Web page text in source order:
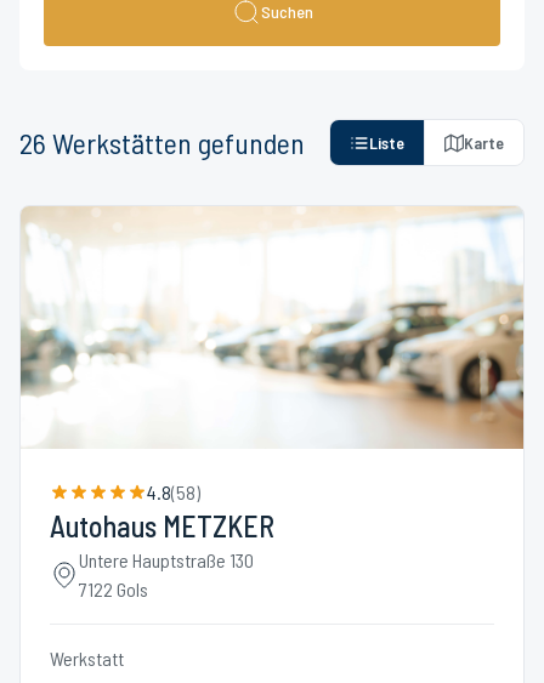
Suchen
26 Werkstätten gefunden Liste Karte
4.8(58)
Autohaus METZKER
Untere Hauptstraße 130
7122 Gols
Werkstatt